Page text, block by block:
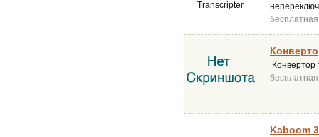
бесплатная
Конвертор
бесплатная
Kaboom